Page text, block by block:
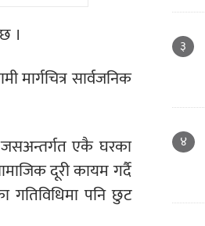
।
मार्गचित्र सार्वजनिक
जसअन्तर्गत एकै घरका
दूरी कायम गर्दै
पनि छुट
३
४